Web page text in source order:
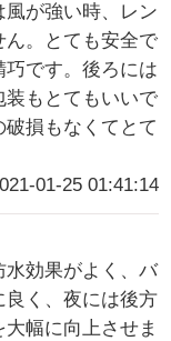
風が強い時、レン
ん。とても安全で
です。後ろには
もとてもいいで
損もなくてとて
01-25 01:41:14
水効果がよく、バ
良く、夜には後方
幅に向上させま